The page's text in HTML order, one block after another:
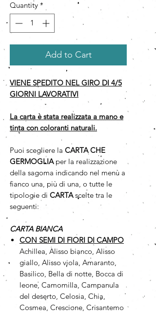
Quantity *
Add to Cart
VIENE SPEDITO NEL GIRO DI 4/5
GIORNI LAVORATIVI
La carta è stata realizzata a mano e
tinta con coloranti naturali.
Puoi scegliere la CARTA CHE
GERMOGLIAper la realizzazione
della sagoma indicando nel menù a
fianco una, più di una, o tutte le
tipologie di CARTAscelte tra le
seguenti:
CARTA BIANCA
CON SEMI DI FIORI DI CAMPO
Achillea, Alisso bianco, Alisso
giallo, Alisso viola, Amaranto,
Basilico, Bella di notte, Bocca di
leone, Camomilla, Campanula
del deserto, Celosia, Chia,
Cosmea, Crescione, Crisantemo